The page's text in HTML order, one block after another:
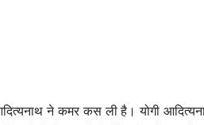
ने कमर कस ली है। योगी